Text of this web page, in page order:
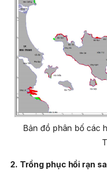
Bản đồ phân bố các
2. Trồng phục hồi rạn